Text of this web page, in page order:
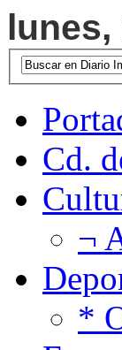
lunes,
Cd.
¬
*